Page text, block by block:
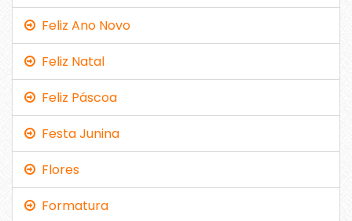
Feliz Ano Novo
Feliz Natal
Feliz Páscoa
Festa Junina
Flores
Formatura